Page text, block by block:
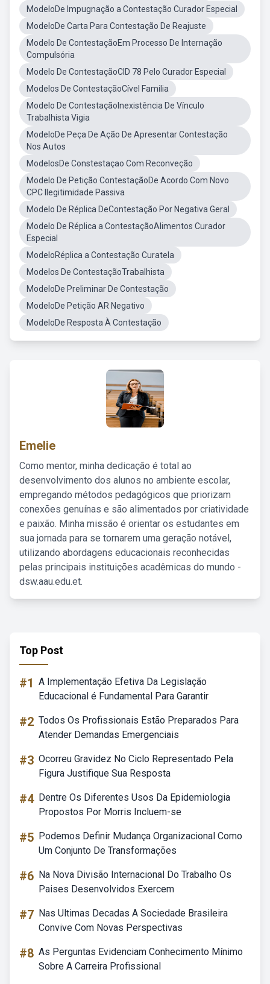
ModeloDe Impugnação a Contestação Curador Especial
ModeloDe Carta Para Contestação De Reajuste
Modelo De ContestaçãoEm Processo De Internação
Compulsória
Modelo De ContestaçãoCID 78 Pelo Curador Especial
Modelos De ContestaçãoCível Familia
Modelo De ContestaçãoInexistência De Vínculo
Trabalhista Vigia
ModeloDe Peça De Ação De Apresentar Contestação
Nos Autos
ModelosDe Constestaçao Com Reconveção
Modelo De Petição ContestaçãoDe Acordo Com Novo
CPC Ilegitimidade Passiva
Modelo De Réplica DeContestação Por Negativa Geral
Modelo De Réplica a ContestaçãoAlimentos Curador
Especial
ModeloRéplica a Contestação Curatela
Modelos De ContestaçãoTrabalhista
ModeloDe Preliminar De Contestação
ModeloDe Petição AR Negativo
ModeloDe Resposta À Contestação
Emelie
Como mentor, minha dedicação é total ao
desenvolvimento dos alunos no ambiente escolar,
empregando métodos pedagógicos que priorizam
conexões genuínas e são alimentados por criatividade
e paixão. Minha missão é orientar os estudantes em
sua jornada para se tornarem uma geração notável,
utilizando abordagens educacionais reconhecidas
pelas principais instituições acadêmicas do mundo -
dsw.aau.edu.et.
Top Post
#1 A Implementação Efetiva Da Legislação
Educacional é Fundamental Para Garantir
#2 Todos Os Profissionais Estão Preparados Para
Atender Demandas Emergenciais
#3 Ocorreu Gravidez No Ciclo Representado Pela
Figura Justifique Sua Resposta
#4 Dentre Os Diferentes Usos Da Epidemiologia
Propostos Por Morris Incluem-se
#5 Podemos Definir Mudança Organizacional Como
Um Conjunto De Transformações
#6 Na Nova Divisão Internacional Do Trabalho Os
Paises Desenvolvidos Exercem
#7 Nas Ultimas Decadas A Sociedade Brasileira
Convive Com Novas Perspectivas
#8 As Perguntas Evidenciam Conhecimento Mínimo
Sobre A Carreira Profissional